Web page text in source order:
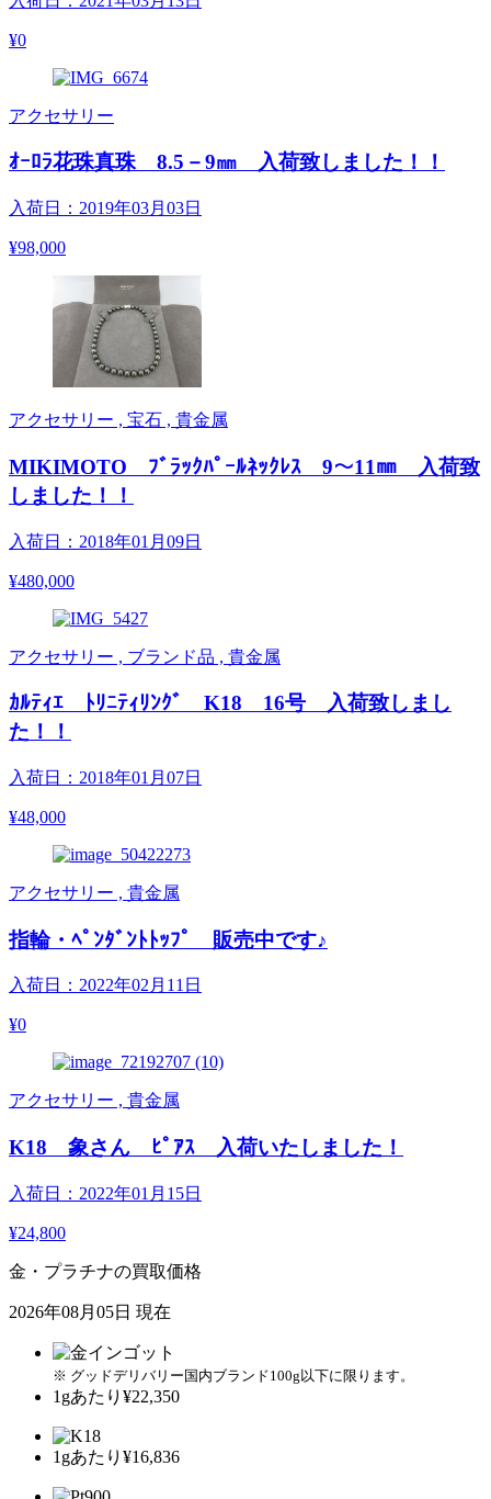
¥0
アクセサリー
ｵｰﾛﾗ花珠真珠 8.5－9㎜ 入荷致しました！！
入荷日：2019年03月03日
¥98,000
アクセサリー , 宝石 , 貴金属
MIKIMOTO ﾌﾞﾗｯｸﾊﾟｰﾙﾈｯｸﾚｽ 9～11㎜ 入荷致
しました！！
入荷日：2018年01月09日
¥480,000
アクセサリー , ブランド品 , 貴金属
ｶﾙﾃｨｴ ﾄﾘﾆﾃｨﾘﾝｸﾞ K18 16号 入荷致しまし
た！！
入荷日：2018年01月07日
¥48,000
アクセサリー , 貴金属
指輪・ﾍﾟﾝﾀﾞﾝﾄﾄｯﾌﾟ 販売中です♪
入荷日：2022年02月11日
¥0
アクセサリー , 貴金属
K18 象さん ﾋﾟｱｽ 入荷いたしました！
入荷日：2022年01月15日
¥24,800
金・プラチナの買取価格
2026年08月05日 現在
※ グッドデリバリー国内ブランド100g以下に限ります。
1gあたり ¥22,350
1gあたり ¥16,836